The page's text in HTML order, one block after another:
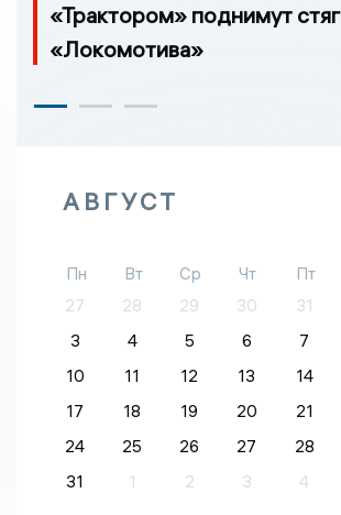
«Трактором» поднимут стяг
«Локомотива»
АВГУСТ
Пн Вт Ср Чт Пт
27
28 29 30 31
3
4 5 6 7
10
11 12 13 14
17
18 19 20 21
24
25 26 27 28
31
1 2 3 4